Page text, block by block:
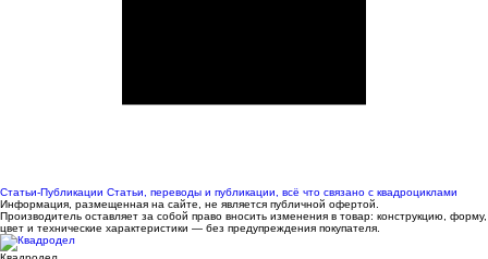
Статьи-Публикации Статьи, переводы и публикации, всё что связано с квадроциклами
Информация, размещенная на сайте, не является публичной офертой.
Производитель оставляет за собой право вносить изменения в товар: конструкцию, форму,
цвет и технические характеристики — без предупреждения покупателя.